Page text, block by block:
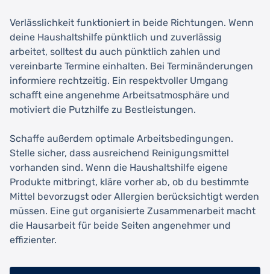
Verlässlichkeit funktioniert in beide Richtungen. Wenn
deine Haushaltshilfe pünktlich und zuverlässig
arbeitet, solltest du auch pünktlich zahlen und
vereinbarte Termine einhalten. Bei Terminänderungen
informiere rechtzeitig. Ein respektvoller Umgang
schafft eine angenehme Arbeitsatmosphäre und
motiviert die Putzhilfe zu Bestleistungen.
Schaffe außerdem optimale Arbeitsbedingungen.
Stelle sicher, dass ausreichend Reinigungsmittel
vorhanden sind. Wenn die Haushaltshilfe eigene
Produkte mitbringt, kläre vorher ab, ob du bestimmte
Mittel bevorzugst oder Allergien berücksichtigt werden
müssen. Eine gut organisierte Zusammenarbeit macht
die Hausarbeit für beide Seiten angenehmer und
effizienter.